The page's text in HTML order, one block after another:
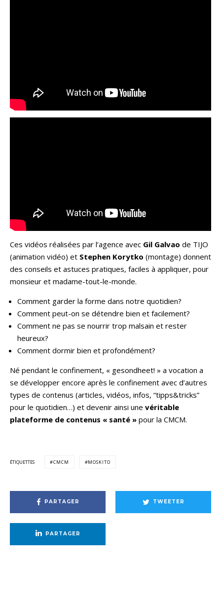
Ces vidéos réalisées par l’agence avec Gil Galvao de TIJO
(animation vidéo) et Stephen Korytko (montage) donnent
des conseils et astuces pratiques, faciles à appliquer, pour
monsieur et madame-tout-le-monde.
Comment garder la forme dans notre quotidien?
Comment peut-on se détendre bien et facilement?
Comment ne pas se nourrir trop malsain et rester
heureux?
Comment dormir bien et profondément?
Né pendant le confinement, « gesondheet! » a vocation a
se développer encore après le confinement avec d’autres
types de contenus (articles, vidéos, infos, “tipps&tricks”
pour le quotidien…) et devenir ainsi une véritable
plateforme de contenus « santé » pour la CMCM.
ÉTIQUETTES CMCM MOSKITO
PARTAGER TWEETER
PARTAGER